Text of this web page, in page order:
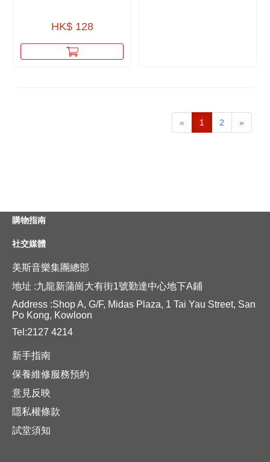
HK$ 128
« 1 2 »
購物指南
社交媒體
美斯音樂集團總部
地址 :九龍新蒲崗大有街1號勤達中心地下A鋪
Address :Shop A, G/F, Midas Plaza, 1 Tai Yau Street, San
Po Kong, Kowloon
Tel:2127 4214
新手指南
保養維修服務預約
意見反映
隱私權條款
試堂須知